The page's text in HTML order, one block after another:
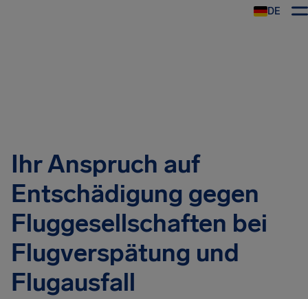
DE
Ihr Anspruch auf
Entschädigung gegen
Fluggesellschaften bei
Flugverspätung und
Flugausfall